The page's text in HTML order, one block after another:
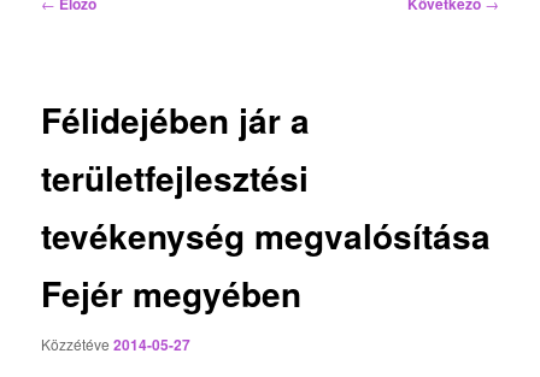
Félidejében jár a
területfejlesztési
tevékenység megvalósítása
Fejér megyében
Közzétéve2014-05-27